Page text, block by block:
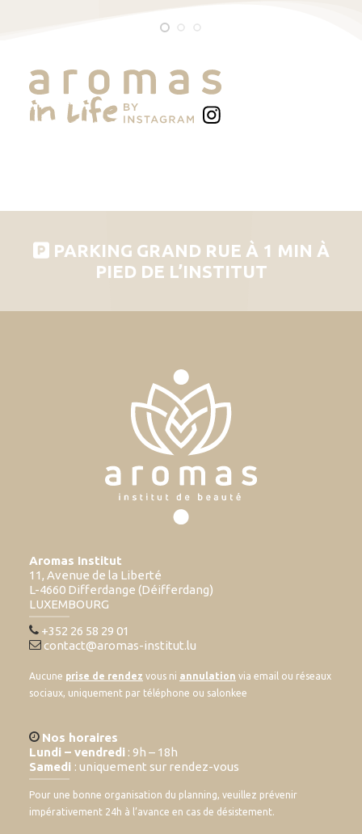
PARKING GRAND RUE À 1 MIN À
PIED DE L’INSTITUT
Aromas Institut
11, Avenue de la Liberté
L-4660 Differdange (Déifferdang)
LUXEMBOURG
+352 26 58 29 01
contact@aromas-institut.lu
Aucune prise de rendez vous ni annulation via email ou réseaux
sociaux, uniquement par téléphone ou salonkee
Nos horaires
Lundi – vendredi : 9h – 18h
Samedi : uniquement sur rendez-vous
Pour une bonne organisation du planning, veuillez prévenir
impérativement 24h à l’avance en cas de désistement.